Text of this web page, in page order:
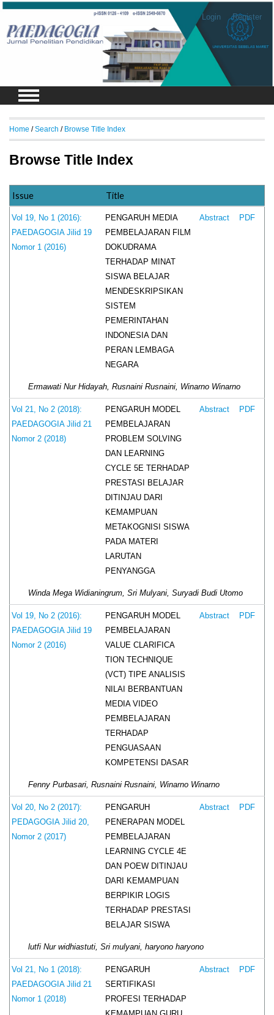
Login Register
Home /Search / Browse Title Index
Browse Title Index
Issue Title
Vol 19, No 1 (2016):
PAEDAGOGIA Jilid 19
Nomor 1 (2016)
PENGARUH MEDIA
PEMBELAJARAN FILM
DOKUDRAMA
TERHADAP MINAT
SISWA BELAJAR
MENDESKRIPSIKAN
SISTEM
PEMERINTAHAN
INDONESIA DAN
PERAN LEMBAGA
NEGARA
Abstract PDF
Ermawati Nur Hidayah, Rusnaini Rusnaini, Winarno Winarno
Vol 21, No 2 (2018):
PAEDAGOGIA Jilid 21
Nomor 2 (2018)
PENGARUH MODEL
PEMBELAJARAN
PROBLEM SOLVING
DAN LEARNING
CYCLE 5E TERHADAP
PRESTASI BELAJAR
DITINJAU DARI
KEMAMPUAN
METAKOGNISI SISWA
PADA MATERI
LARUTAN
PENYANGGA
Abstract PDF
Winda Mega Widianingrum, Sri Mulyani, Suryadi Budi Utomo
Vol 19, No 2 (2016):
PAEDAGOGIA Jilid 19
Nomor 2 (2016)
PENGARUH MODEL
PEMBELAJARAN
VALUE CLARIFICA
TION TECHNIQUE
(VCT) TIPE ANALISIS
NILAI BERBANTUAN
MEDIA VIDEO
PEMBELAJARAN
TERHADAP
PENGUASAAN
KOMPETENSI DASAR
Abstract PDF
Fenny Purbasari, Rusnaini Rusnaini, Winarno Winarno
Vol 20, No 2 (2017):
PEDAGOGIA Jilid 20,
Nomor 2 (2017)
PENGARUH
PENERAPAN MODEL
PEMBELAJARAN
LEARNING CYCLE 4E
DAN POEW DITINJAU
DARI KEMAMPUAN
BERPIKIR LOGIS
TERHADAP PRESTASI
BELAJAR SISWA
Abstract PDF
lutfi Nur widhiastuti, Sri mulyani, haryono haryono
Vol 21, No 1 (2018):
PAEDAGOGIA Jilid 21
Nomor 1 (2018)
PENGARUH
SERTIFIKASI
PROFESI TERHADAP
Abstract PDF